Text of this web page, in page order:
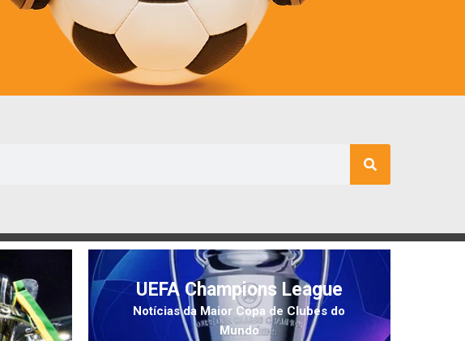
UEFA Champions League
Notícias da Maior Copa de Clubes do
Mundo